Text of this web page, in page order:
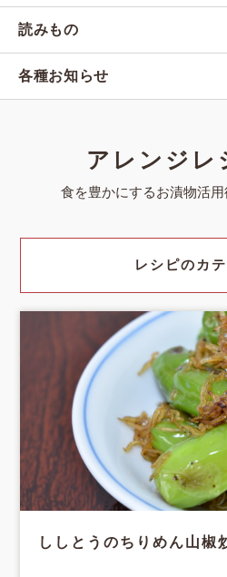
読みもの
各種お知らせ
アレンジレ
食を豊かにするお漬物活用
レシピのカ
ししとうのちりめん山椒